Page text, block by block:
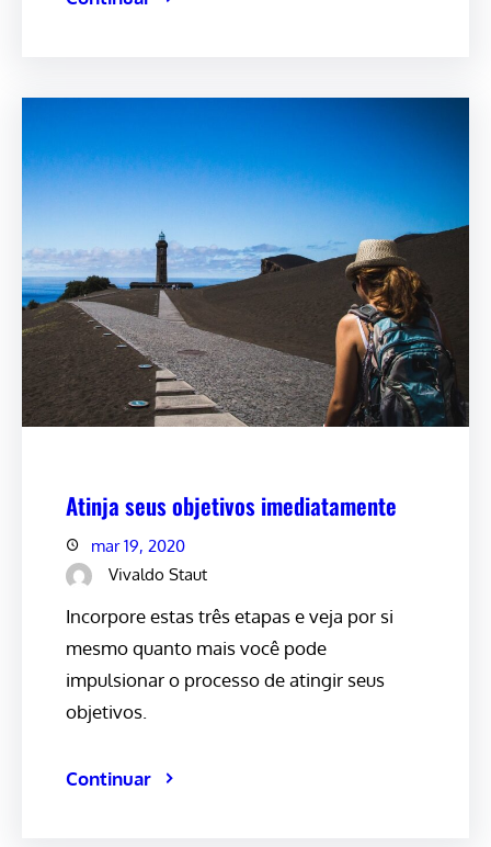
Atinja seus objetivos imediatamente
mar 19, 2020
Vivaldo Staut
Incorpore estas três etapas e veja por si
mesmo quanto mais você pode
impulsionar o processo de atingir seus
objetivos.
Continuar